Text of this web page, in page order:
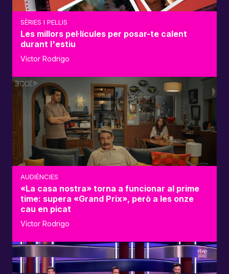
SÈRIES I PEL·LIS
Les millors pel·lícules per posar-te calent
durant l'estiu
Víctor Rodrigo
AUDIÈNCIES
«La casa nostra» torna a funcionar al prime
time: supera «Grand Prix», però a les onze
cau en picat
Víctor Rodrigo